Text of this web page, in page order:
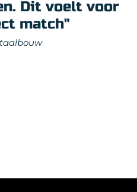
Dit voelt voor
match"